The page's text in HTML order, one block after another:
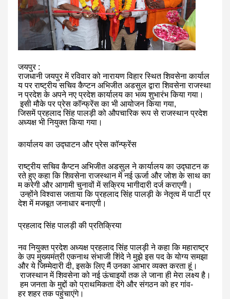
जयपुर :
राजधानी जयपुर में रविवार को नारायण विहार स्थित शिवसेना कार्याल
य पर राष्ट्रीय सचिव कैप्टन अभिजीत अडसुल द्वारा शिवसेना राजस्था
न प्रदेश के अपने नए प्रदेश कार्यालय का भव्य शुभारंभ किया गया।
इसी मौके पर प्रेस कॉन्फ्रेंस का भी आयोजन किया गया,
जिसमें प्रहलाद सिंह पालड़ी को औपचारिक रूप से राजस्थान प्रदेश
अध्यक्ष भी नियुक्त किया गया।
कार्यालय का उद्घाटन और प्रेस कॉन्फ्रेंस
राष्ट्रीय सचिव कैप्टन अभिजीत अडसुल ने कार्यालय का उद्घाटन क
रते हुए कहा कि शिवसेना राजस्थान में नई ऊर्जा और जोश के साथ का
म करेगी और आगामी चुनावों में सक्रिय भागीदारी दर्ज कराएगी।
उन्होंने विश्वास जताया कि प्रहलाद सिंह पालड़ी के नेतृत्व में पार्टी प्र
देश में मजबूत जनाधार बनाएगी।
प्रहलाद सिंह पालड़ी की प्रतिक्रिया
नव नियुक्त प्रदेश अध्यक्ष प्रहलाद सिंह पालड़ी ने कहा कि महाराष्ट्र
के उप मुख्यमंत्री एकनाथ संभाजी शिंदे ने मुझे इस पद के योग्य समझा
और ये जिम्मेदारी दी,इसके लिए मैं उनका आभार व्यक्त करता हूं।
राजस्थान में शिवसेना को नई ऊंचाइयों तक ले जाना ही मेरा लक्ष्य है।
हम जनता के मुद्दों को प्राथमिकता देंगे और संगठन को हर गांव-
हर शहर तक पहुंचाएंगे।